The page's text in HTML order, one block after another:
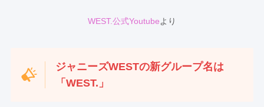
WEST.公式Youtubeより
ジャニーズWESTの新グループ名は
「WEST.」